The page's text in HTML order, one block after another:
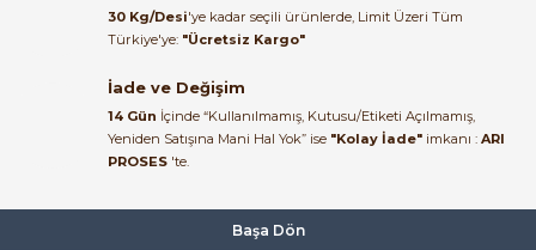
Ürün elime eksiksiz ve hasarsız
ulaştı. Paketleme özenliydi,
Kemal Toktaş | 20/06/2026
problemsiz geçti.
30 Kg/Desi'ye kadar seçili ürünlerde, Limit Üzeri Tüm
Türkiye'ye: "Ücretsiz Kargo"
İade ve Değişim
14 Gün İçinde “Kullanılmamış, Kutusu/Etiketi Açılmamış,
Yeniden Satışına Mani Hal Yok” ise "Kolay İade" imkanı : ARI
PROSES 'te.
Başa Dön